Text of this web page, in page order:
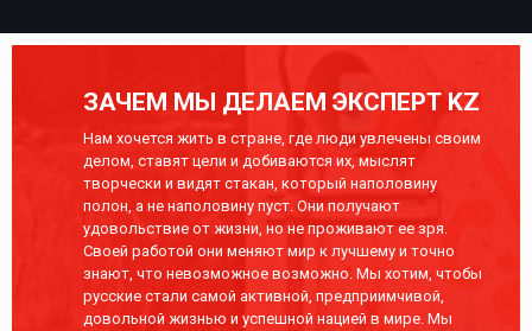
ЗАЧЕМ МЫ ДЕЛАЕМ ЭКСПЕРТ KZ
Нам хочется жить в стране, где люди увлечены своим
делом, ставят цели и добиваются их, мыслят
творчески и видят стакан, который наполовину
полон, а не наполовину пуст. Они получают
удовольствие от жизни, но не проживают ее зря.
Своей работой они меняют мир к лучшему и точно
знают, что невозможное возможно. Мы хотим, чтобы
русские стали самой активной, предприимчивой,
довольной жизнью и успешной нацией в мире. Мы